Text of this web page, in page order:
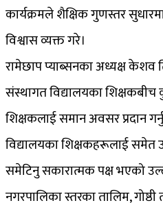
कार्यक्रमले शैक्षिक गुणस्तर
विश्वास व्यक्त गरे।
रामेछाप प्याब्सनका अध्यक्ष केशव
संस्थागत विद्यालयका
शिक्षकलाई समान अवसर प्रदान
विद्यालयका शिक्षकहरूलाई समेत
समेटिनु सकारात्मक पक्ष भएको
नगरपालिका स्तरका तालिम,